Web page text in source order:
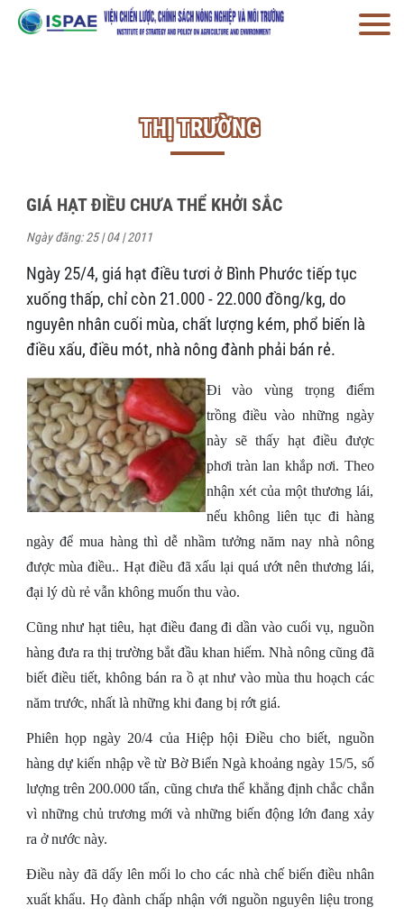
THỊ TRƯỜNG
GIÁ HẠT ĐIỀU CHƯA THỂ KHỞI SẮC
Ngày đăng: 25 | 04 | 2011
Ngày 25/4, giá hạt điều tươi ở Bình Phước tiếp tục
xuống thấp, chỉ còn 21.000 - 22.000 đồng/kg, do
nguyên nhân cuối mùa, chất lượng kém, phổ biến là
điều xấu, điều mót, nhà nông đành phải bán rẻ.
Đi vào vùng trọng điểm
trồng điều vào những ngày
này sẽ thấy hạt điều được
phơi tràn lan khắp nơi. Theo
nhận xét của một thương lái,
nếu không liên tục đi hàng
ngày để mua hàng thì dễ nhầm tưởng năm nay nhà nông
được mùa điều.. Hạt điều đã xấu lại quá ướt nên thương lái,
đại lý dù rẻ vẫn không muốn thu vào.
Cũng như hạt tiêu, hạt điều đang đi dần vào cuối vụ, nguồn
hàng đưa ra thị trường bắt đầu khan hiếm. Nhà nông cũng đã
biết điều tiết, không bán ra ồ ạt như vào mùa thu hoạch các
năm trước, nhất là những khi đang bị rớt giá.
Phiên họp ngày 20/4 của Hiệp hội Điều cho biết, nguồn
hàng dự kiến nhập về từ Bờ Biển Ngà khoảng ngày 15/5, số
lượng trên 200.000 tấn, cũng chưa thể khẳng định chắc chắn
vì những chủ trương mới và những biến động lớn đang xảy
ra ở nước này.
Điều này đã dấy lên mối lo cho các nhà chế biến điều nhân
xuất khẩu. Họ đành chấp nhận với nguồn nguyên liệu trong